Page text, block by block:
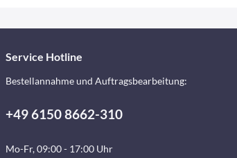
Service Hotline
Bestellannahme und Auftragsbearbeitung:
+49 6150 8662-310
Mo-Fr, 09:00 - 17:00 Uhr